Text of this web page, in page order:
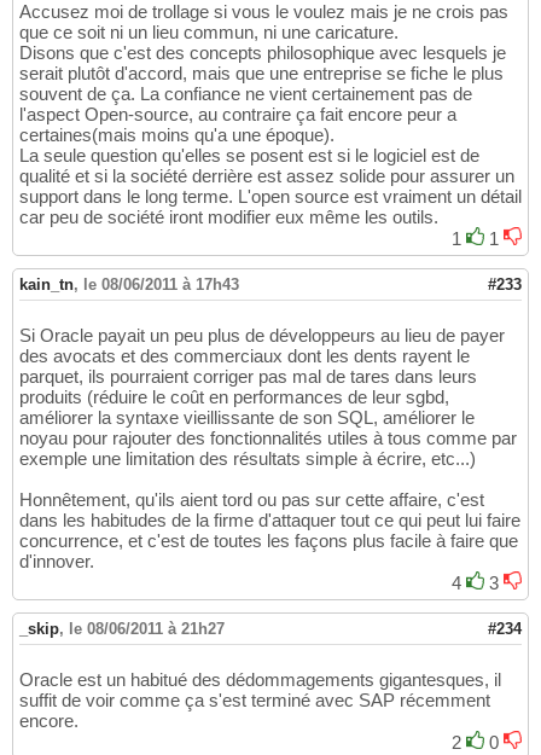
Accusez moi de trollage si vous le voulez mais je ne crois pas
que ce soit ni un lieu commun, ni une caricature.
Disons que c'est des concepts philosophique avec lesquels je
serait plutôt d'accord, mais que une entreprise se fiche le plus
souvent de ça. La confiance ne vient certainement pas de
l'aspect Open-source, au contraire ça fait encore peur a
certaines(mais moins qu'a une époque).
La seule question qu'elles se posent est si le logiciel est de
qualité et si la société derrière est assez solide pour assurer un
support dans le long terme. L'open source est vraiment un détail
car peu de société iront modifier eux même les outils.
1
1
kain_tn, le 08/06/2011 à 17h43 #233
Si Oracle payait un peu plus de développeurs au lieu de payer
des avocats et des commerciaux dont les dents rayent le
parquet, ils pourraient corriger pas mal de tares dans leurs
produits (réduire le coût en performances de leur sgbd,
améliorer la syntaxe vieillissante de son SQL, améliorer le
noyau pour rajouter des fonctionnalités utiles à tous comme par
exemple une limitation des résultats simple à écrire, etc...)
Honnêtement, qu'ils aient tord ou pas sur cette affaire, c'est
dans les habitudes de la firme d'attaquer tout ce qui peut lui faire
concurrence, et c'est de toutes les façons plus facile à faire que
d'innover.
4
3
_skip, le 08/06/2011 à 21h27 #234
Oracle est un habitué des dédommagements gigantesques, il
suffit de voir comme ça s'est terminé avec SAP récemment
encore.
2
0